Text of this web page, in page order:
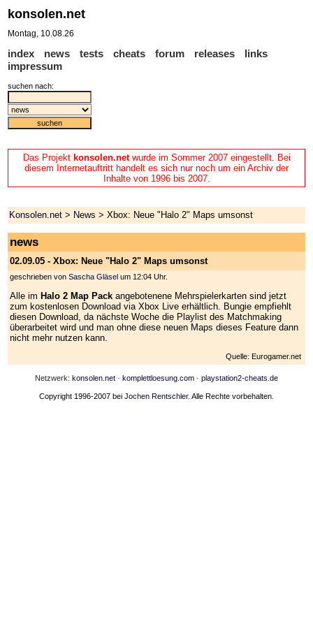
Das Projekt konsolen.netwurde im Sommer 2007 eingestellt. Bei
diesem Internetauftritt handelt es sich nur noch um ein Archiv der
Inhalte von 1996 bis 2007.
Konsolen.net > News > Xbox: Neue "Halo 2" Maps umsonst
news
02.09.05 - Xbox: Neue "Halo 2" Maps umsonst
geschrieben vonSascha Gläsel um 12:04 Uhr.
Alle imHalo 2 Map Pack angebotenene Mehrspielerkarten sind jetzt
zum kostenlosen Download via Xbox Live erhältlich. Bungie empfiehlt
diesen Download, da nächste Woche die Playlist des Matchmaking
überarbeitet wird und man ohne diese neuen Maps dieses Feature dann
nicht mehr nutzen kann.
Quelle: Eurogamer.net
Netzwerk: konsolen.net · komplettloesung.com · playstation2-cheats.de
Copyright 1996-2007 bei Jochen Rentschler. Alle Rechte vorbehalten.
konsolen.net
Montag, 10.08.26
index news tests cheats forum releases
links
impressum
suchen nach: